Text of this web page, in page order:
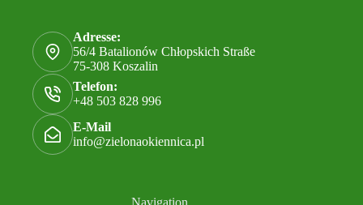
Adresse:
56/4 Batalionów Chłopskich Straße
75-308 Koszalin
Telefon:
+48 503 828 996
E-Mail
info@zielonaokiennica.pl